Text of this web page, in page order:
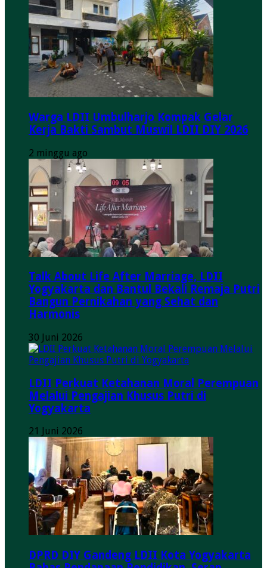
Warga LDII Umbulharjo Kompak Gelar
Kerja Bakti Sambut Muswil LDII DIY 2026
2 minggu ago
Talk About Life After Marriage, LDII
Yogyakarta dan Bantul Bekali Remaja Putri
Bangun Pernikahan yang Sehat dan
Harmonis
30 Juni 2026
LDII Perkuat Ketahanan Moral Perempuan
Melalui Pengajian Khusus Putri di
Yogyakarta
21 Juni 2026
DPRD DIY Gandeng LDII Kota Yogyakarta